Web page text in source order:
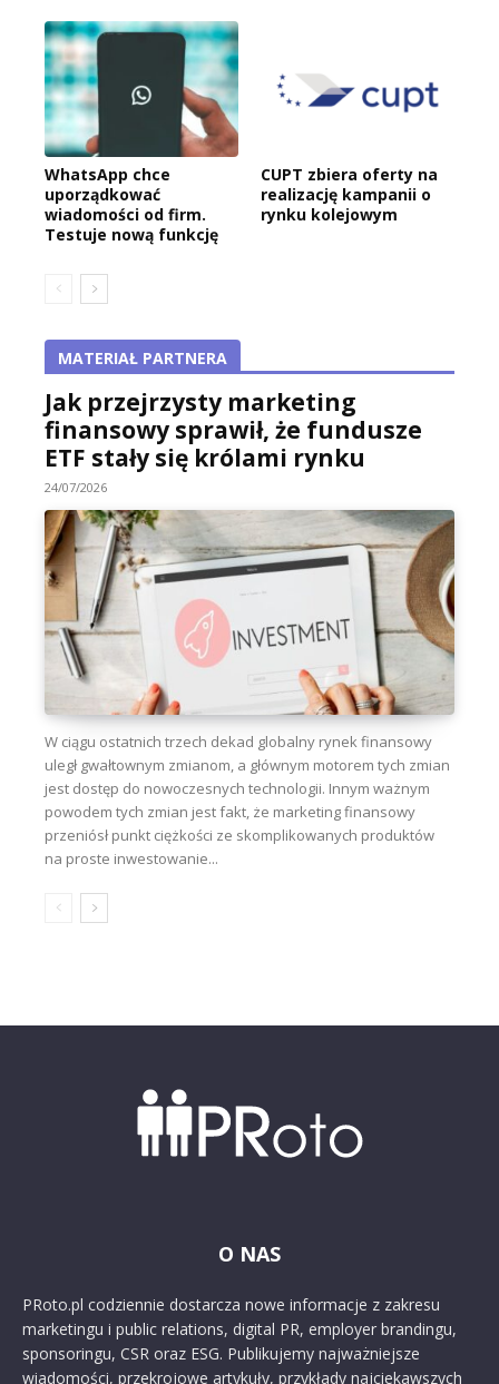
WhatsApp chce
uporządkować
wiadomości od firm.
Testuje nową funkcję
CUPT zbiera oferty na
realizację kampanii o
rynku kolejowym
MATERIAŁ PARTNERA
Jak przejrzysty marketing
finansowy sprawił, że fundusze
ETF stały się królami rynku
24/07/2026
W ciągu ostatnich trzech dekad globalny rynek finansowy
uległ gwałtownym zmianom, a głównym motorem tych zmian
jest dostęp do nowoczesnych technologii. Innym ważnym
powodem tych zmian jest fakt, że marketing finansowy
przeniósł punkt ciężkości ze skomplikowanych produktów
na proste inwestowanie...
O NAS
PRoto.pl codziennie dostarcza nowe informacje z zakresu
marketingu i public relations, digital PR, employer brandingu,
sponsoringu, CSR oraz ESG. Publikujemy najważniejsze
wiadomości, przekrojowe artykuły, przykłady najciekawszych